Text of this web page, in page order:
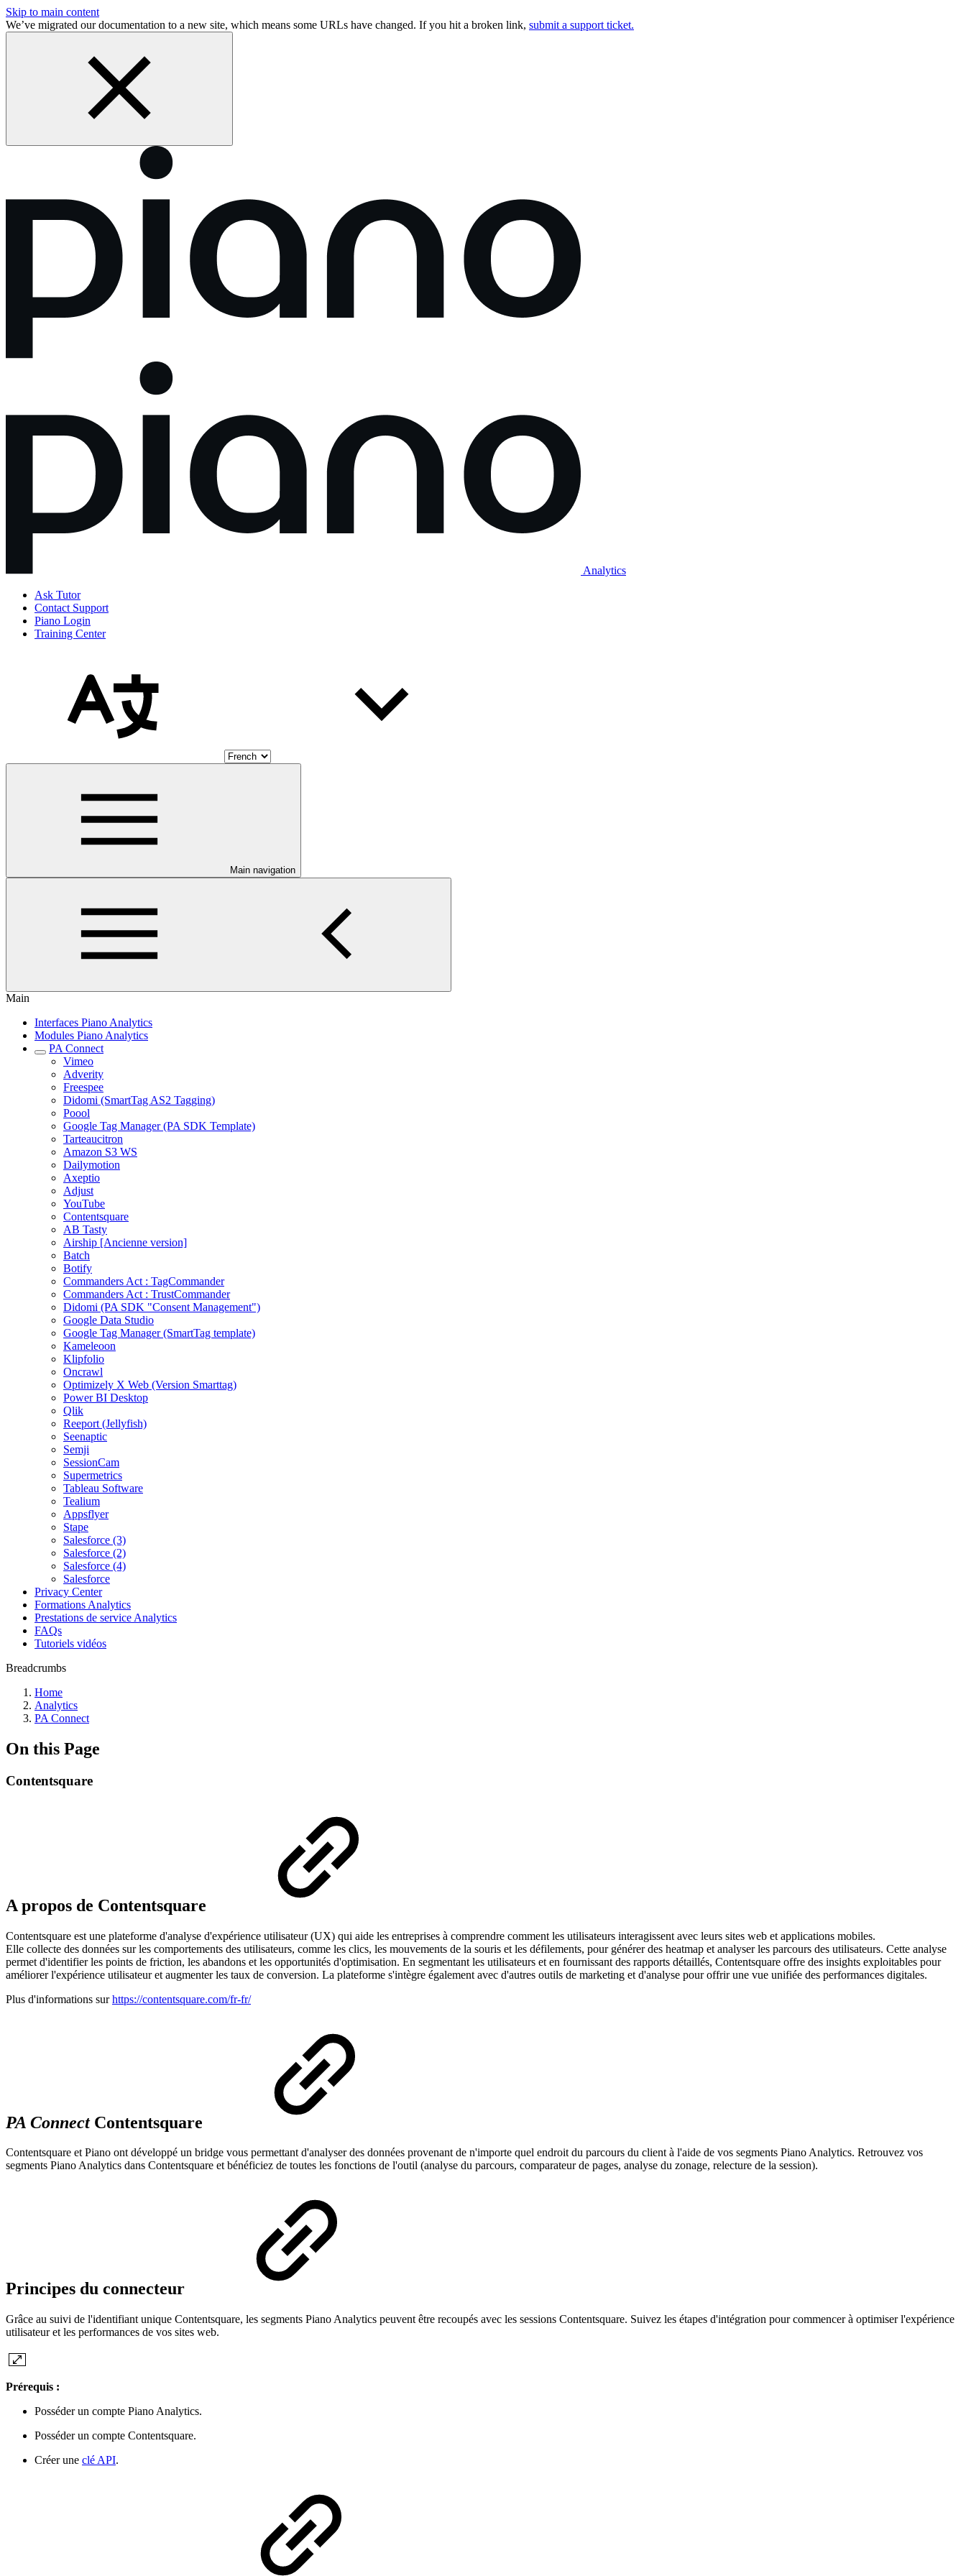
Skip to main content
We’ve migrated our documentation to a new site, which means some URLs have changed. If you hit a broken link, submit a support ticket.
Analytics
Ask Tutor
Contact Support
Piano Login
Training Center
Main navigation
Main
Interfaces Piano Analytics
Modules Piano Analytics
PA Connect
Vimeo
Adverity
Freespee
Didomi (SmartTag AS2 Tagging)
Poool
Google Tag Manager (PA SDK Template)
Tarteaucitron
Amazon S3 WS
Dailymotion
Axeptio
Adjust
YouTube
Contentsquare
AB Tasty
Airship [Ancienne version]
Batch
Botify
Commanders Act : TagCommander
Commanders Act : TrustCommander
Didomi (PA SDK "Consent Management")
Google Data Studio
Google Tag Manager (SmartTag template)
Kameleoon
Klipfolio
Oncrawl
Optimizely X Web (Version Smarttag)
Power BI Desktop
Qlik
Reeport (Jellyfish)
Seenaptic
Semji
SessionCam
Supermetrics
Tableau Software
Tealium
Appsflyer
Stape
Salesforce (3)
Salesforce (2)
Salesforce (4)
Salesforce
Privacy Center
Formations Analytics
Prestations de service Analytics
FAQs
Tutoriels vidéos
Breadcrumbs
Home
Analytics
PA Connect
On this Page
Contentsquare
A propos de Contentsquare
Contentsquare est une plateforme d'analyse d'expérience utilisateur (UX) qui aide les entreprises à comprendre comment les utilisateurs interagissent avec leurs sites web et applications mobiles.
Elle collecte des données sur les comportements des utilisateurs, comme les clics, les mouvements de la souris et les défilements, pour générer des heatmap et analyser les parcours des utilisateurs. Cette analyse
permet d'identifier les points de friction, les abandons et les opportunités d'optimisation. En segmentant les utilisateurs et en fournissant des rapports détaillés, Contentsquare offre des insights exploitables pour
améliorer l'expérience utilisateur et augmenter les taux de conversion. La plateforme s'intègre également avec d'autres outils de marketing et d'analyse pour offrir une vue unifiée des performances digitales.
Plus d'informations surhttps://contentsquare.com/fr-fr/
PA ConnectContentsquare
Contentsquare et Piano ont développé un bridge vous permettant d'analyser des données provenant de n'importe quel endroit du parcours du client à l'aide de vos segments Piano Analytics. Retrouvez vos
segments Piano Analytics dans Contentsquare et bénéficiez de toutes les fonctions de l'outil (analyse du parcours, comparateur de pages, analyse du zonage, relecture de la session).
Principes du connecteur
Grâce au suivi de l'identifiant unique Contentsquare, les segments Piano Analytics peuvent être recoupés avec les sessions Contentsquare. Suivez les étapes d'intégration pour commencer à optimiser l'expérience
utilisateur et les performances de vos sites web.
Prérequis :
Posséder un compte Piano Analytics.
Posséder un compte Contentsquare.
Créer une clé API.